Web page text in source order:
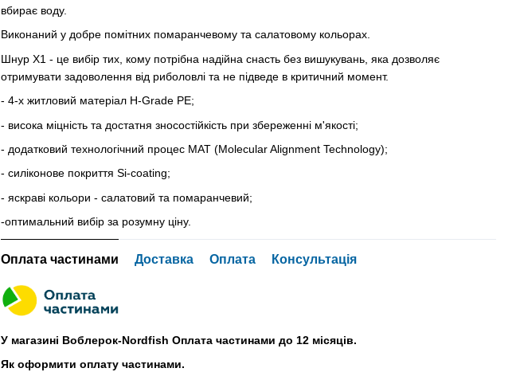
вбирає воду.
Виконаний у добре помітних помаранчевому та салатовому кольорах.
Шнур Х1 - це вибір тих, кому потрібна надійна снасть без вишукувань, яка дозволяє
отримувати задоволення від риболовлі та не підведе в критичний момент.
- 4-х житловий матеріал H-Grade PE;
- висока міцність та достатня зносостійкість при збереженні м'якості;
- додатковий технологічний процес MAT (Molecular Alignment Technology);
- силіконове покриття Si-coating;
- яскраві кольори - салатовий та помаранчевий;
-оптимальний вибір за розумну ціну.
Оплата частинами Доставка Оплата Консультація
У магазині Воблерок-Nordfish Оплата частинами до 12 місяців.
Як оформити оплату частинами.